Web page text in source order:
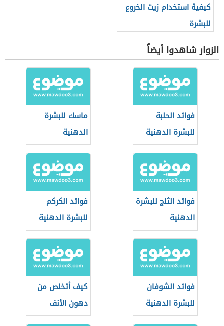
كيفية استخدام زيت الخروع
للبشرة
الزوار شاهدوا أيضاً
فوائد الحلبة
للبشرة الدهنية
ماسك للبشرة
الدهنية
فوائد الثلج للبشرة
الدهنية
فوائد الكركم
للبشرة الدهنية
فوائد الشوفان
للبشرة الدهنية
كيف أتخلص من
دهون الأنف